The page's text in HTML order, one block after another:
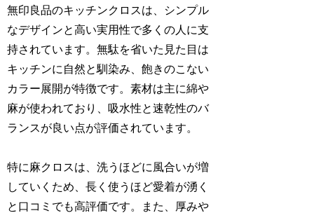
無印良品のキッチンクロスは、シンプル
なデザインと高い実用性で多くの人に支
持されています。無駄を省いた見た目は
キッチンに自然と馴染み、飽きのこない
カラー展開が特徴です。素材は主に綿や
麻が使われており、吸水性と速乾性のバ
ランスが良い点が評価されています。
特に麻クロスは、洗うほどに風合いが増
していくため、長く使うほど愛着が湧く
と口コミでも高評価です。また、厚みや